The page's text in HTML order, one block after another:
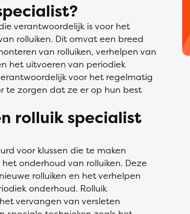
verantwoordelijk is voor het
rolluiken. Dit omvat een breed
van rolluiken, verhelpen van
het uitvoeren van periodiek
voor het regelmatig
te zorgen dat ze er op hun best
rolluik specialist
voor klussen die te maken
onderhoud van rolluiken. Deze
rolluiken en het verhelpen
onderhoud. Rolluik
vervangen van versleten